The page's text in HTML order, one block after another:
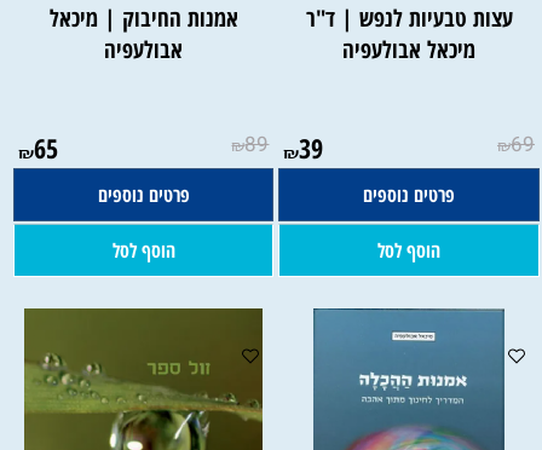
עצות טבעיות לנפש | ד"ר
מיכאל אבולעפיה
₪69
₪39
פרטים נוספים
הוסף לסל
אמנות החיבוק | מיכאל
אבולעפיה
₪89
₪65
פרטים נוספים
הוסף לסל